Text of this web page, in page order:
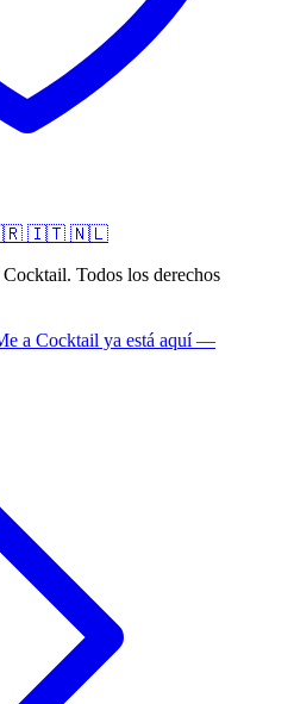
🇮🇹 🇳🇱
Todos los derechos
a Cocktail ya está aquí —